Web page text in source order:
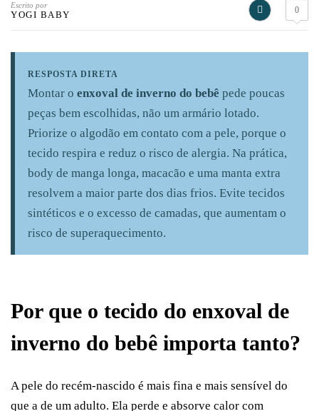
Escrito por
YOGI BABY 0
RESPOSTA DIRETA
Montar o enxoval de inverno do bebê pede poucas
peças bem escolhidas, não um armário lotado.
Priorize o algodão em contato com a pele, porque o
tecido respira e reduz o risco de alergia. Na prática,
body de manga longa, macacão e uma manta extra
resolvem a maior parte dos dias frios. Evite tecidos
sintéticos e o excesso de camadas, que aumentam o
risco de superaquecimento.
Por que o tecido do enxoval de
inverno do bebê importa tanto?
A pele do recém-nascido é mais fina e mais sensível do
que a de um adulto. Ela perde e absorve calor com